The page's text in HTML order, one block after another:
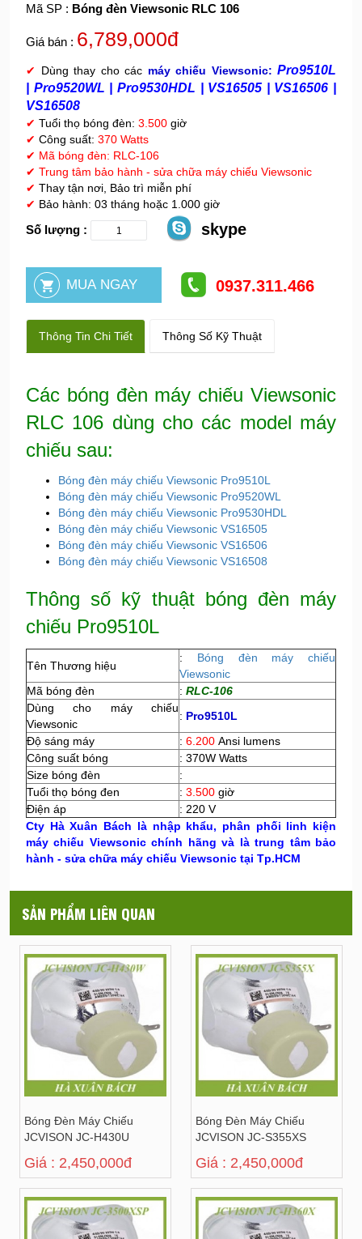
Mã SP : Bóng đèn Viewsonic RLC 106
Giá bán : 6,789,000đ
✔ Dùng thay cho các máy chiếu Viewsonic: Pro9510L
Pro9520WL | Pro9530HDL | VS16505 | VS16506 |
VS16508
✔ Tuổi thọ bóng đèn: 3.500 giờ
✔ Công suất: 370 Watts
✔ Mã bóng đèn: RLC-106
✔ Trung tâm bảo hành - sửa chữa máy chiếu Viewsonic
✔ Thay tận nơi, Bảo trì miễn phí
✔ Bảo hành: 03 tháng hoặc 1.000 giờ
Số lượng : skype
0937.311.466
Thông Tin Chi Tiết Thông Số Kỹ Thuật
Các bóng đèn máy chiếu Viewsonic
RLC 106 dùng cho các model máy
chiếu sau:
Bóng đèn máy chiếu Viewsonic Pro9510L
Bóng đèn máy chiếu Viewsonic Pro9520WL
Bóng đèn máy chiếu Viewsonic Pro9530HDL
Bóng đèn máy chiếu Viewsonic VS16505
Bóng đèn máy chiếu Viewsonic VS16506
Bóng đèn máy chiếu Viewsonic VS16508
Thông số kỹ thuật bóng đèn máy
chiếu Pro9510L
Tên Thương hiệu
: Bóng đèn máy chiếu
Viewsonic
Mã bóng đèn
: RLC-106
Dùng cho máy chiếu
Viewsonic
: Pro9510L
Độ sáng máy
: 6.200 Ansi lumens
Công suất bóng
: 370W Watts
Size bóng đèn
:
Tuổi thọ bóng đen
: 3.500 giờ
Điện áp
: 220 V
Cty Hà Xuân Bách là nhập khẩu, phân phối linh kiện
máy chiếu Viewsonic chính hãng và là trung tâm bảo
hành - sửa chữa máy chiếu Viewsonic tại Tp.HCM
SẢN PHẨM LIÊN QUAN
Bóng Đèn Máy Chiếu
JCVISON JC-H430U
Giá : 2,450,000đ
Bóng Đèn Máy Chiếu
JCVISON JC-S355XS
Giá : 2,450,000đ